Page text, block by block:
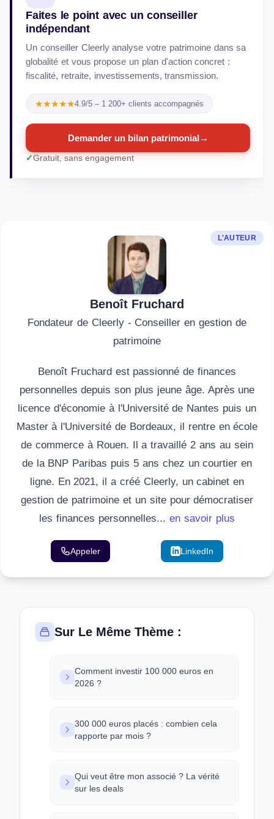
Faites le point avec un conseiller
indépendant
Un conseiller Cleerly analyse votre patrimoine dans sa
globalité et vous propose un plan d'action concret :
fiscalité, retraite, investissements, transmission.
★★★★★4.9/5 – 1 200+ clients accompagnés
Demander un bilan patrimonial →
Gratuit, sans engagement
L'AUTEUR
Benoît Fruchard
Fondateur de Cleerly - Conseiller en gestion de
patrimoine
Benoît Fruchard est passionné de finances
personnelles depuis son plus jeune âge. Après une
licence d'économie à l'Université de Nantes puis un
Master à l'Université de Bordeaux, il rentre en école
de commerce à Rouen. Il a travaillé 2 ans au sein
de la BNP Paribas puis 5 ans chez un courtier en
ligne. En 2021, il a créé Cleerly, un cabinet en
gestion de patrimoine et un site pour démocratiser
les finances personnelles... en savoir plus
Appeler LinkedIn
Sur Le Même Thème :
Comment investir 100 000 euros en
2026 ?
300 000 euros placés : combien cela
rapporte par mois ?
Qui veut être mon associé ? La vérité
sur les deals